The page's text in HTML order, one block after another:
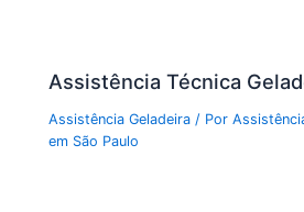
Assistência Técnica
Assistência Geladeira / Por
em São Paulo